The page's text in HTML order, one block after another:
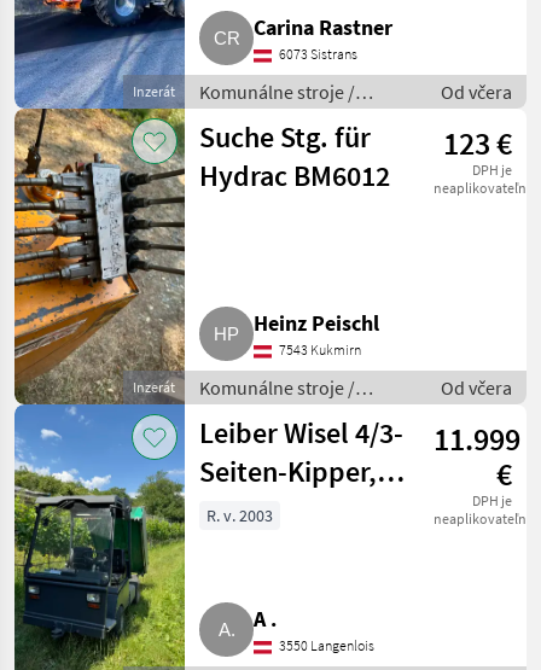
Inzerát
Carina Rastner
6073 Sistrans
Komunálne stroje /
Spádová kosačka
Od včera
Inzerát
Suche Stg. für
Hydrac BM6012
123 €
DPH je
neaplikovateľné
Heinz Peischl
7543 Kukmirn
Komunálne stroje /
Spádová kosačka
Od včera
Leiber Wisel 4/3-
Seiten-Kipper,
Hoflader,
11.999
€
DPH je
neaplikovateľné
R. v. 2003
A .
3550 Langenlois